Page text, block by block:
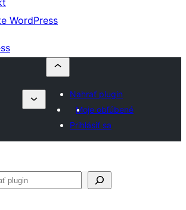
WordPress
Nahrať plugin
Moje obľúbené
Prihlásiť sa